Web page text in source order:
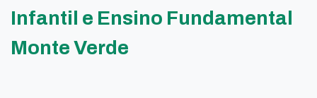
Infantil e Ensino Fundamental
Monte Verde